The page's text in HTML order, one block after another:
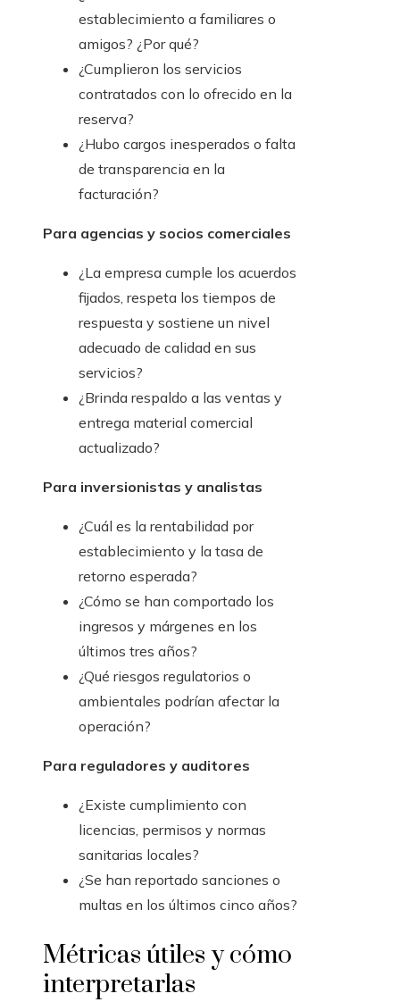
establecimiento a familiares o
amigos? ¿Por qué?
¿Cumplieron los servicios
contratados con lo ofrecido en la
reserva?
¿Hubo cargos inesperados o falta
de transparencia en la
facturación?
Para agencias y socios comerciales
¿La empresa cumple los acuerdos
fijados, respeta los tiempos de
respuesta y sostiene un nivel
adecuado de calidad en sus
servicios?
¿Brinda respaldo a las ventas y
entrega material comercial
actualizado?
Para inversionistas y analistas
¿Cuál es la rentabilidad por
establecimiento y la tasa de
retorno esperada?
¿Cómo se han comportado los
ingresos y márgenes en los
últimos tres años?
¿Qué riesgos regulatorios o
ambientales podrían afectar la
operación?
Para reguladores y auditores
¿Existe cumplimiento con
licencias, permisos y normas
sanitarias locales?
¿Se han reportado sanciones o
multas en los últimos cinco años?
Métricas útiles y cómo
interpretarlas